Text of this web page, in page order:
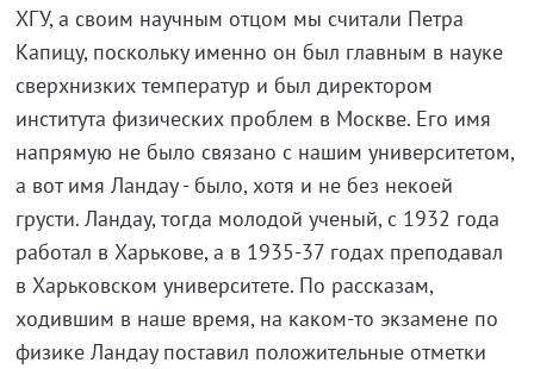
ХГУ, а своим научным отцом мы считали Петра
Капицу, поскольку именно он был главным в науке
сверхнизких температур и был директором
института физических проблем в Москве. Его имя
напрямую не было связано с нашим университетом,
а вот имя Ландау - было, хотя и не без некоей
грусти. Ландау, тогда молодой ученый, с 1932 года
работал в Харькове, а в 1935-37 годах преподавал
в Харьковском университете. По рассказам,
ходившим в наше время, на каком-то экзамене по
физике Ландау поставил положительные отметки